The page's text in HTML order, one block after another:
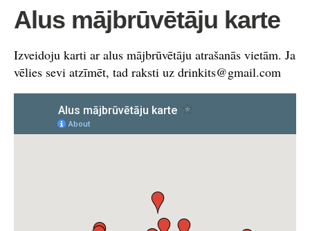
Alus mājbrūvētāju karte
Izveidoju karti ar alus mājbrūvētāju atrašanās vietām. Ja
vēlies sevi atzīmēt, tad raksti uz drinkits@gmail.com